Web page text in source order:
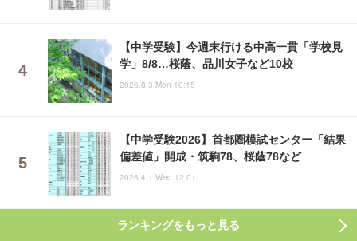
【中学受験】今週末行ける中高一貫「学校見
学」8/8…桜蔭、品川女子など10校
2026.8.3 Mon 10:15
【中学受験2026】首都圏模試センター「結果
偏差値」開成・筑駒78、桜蔭78など
2026.4.1 Wed 12:01
ランキングをもっと見る